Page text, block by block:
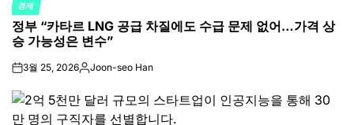
POSTED
IN
경제
정부 “카타르 LNG 공급 차질에도 수급 문제 없어…가격 상
승 가능성은 변수”
on3월 25, 2026Posted
Joon-seo Han